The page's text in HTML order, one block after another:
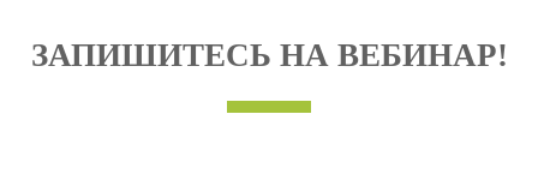
ЗАПИШИТЕСЬ НА ВЕБИНАР!